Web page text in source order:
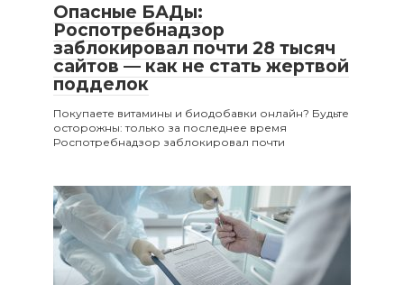
Опасные БАДы:
Роспотребнадзор
заблокировал почти 28 тысяч
сайтов — как не стать жертвой
подделок
Покупаете витамины и биодобавки онлайн? Будьте
осторожны: только за последнее время
Роспотребнадзор заблокировал почти